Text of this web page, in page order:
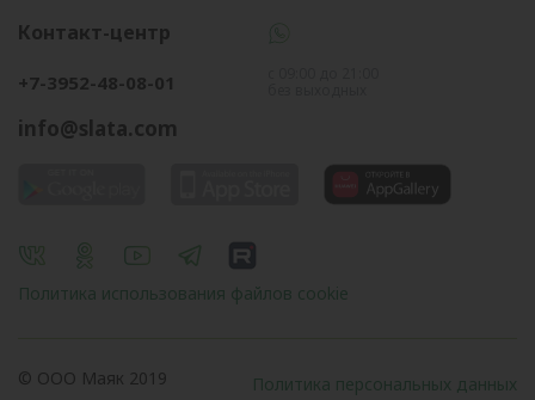
Контакт-центр
+7-3952-48-08-01
info@slata.com
Политика использования файлов cookie
© OOO Маяк 2019 Политика персональных данных